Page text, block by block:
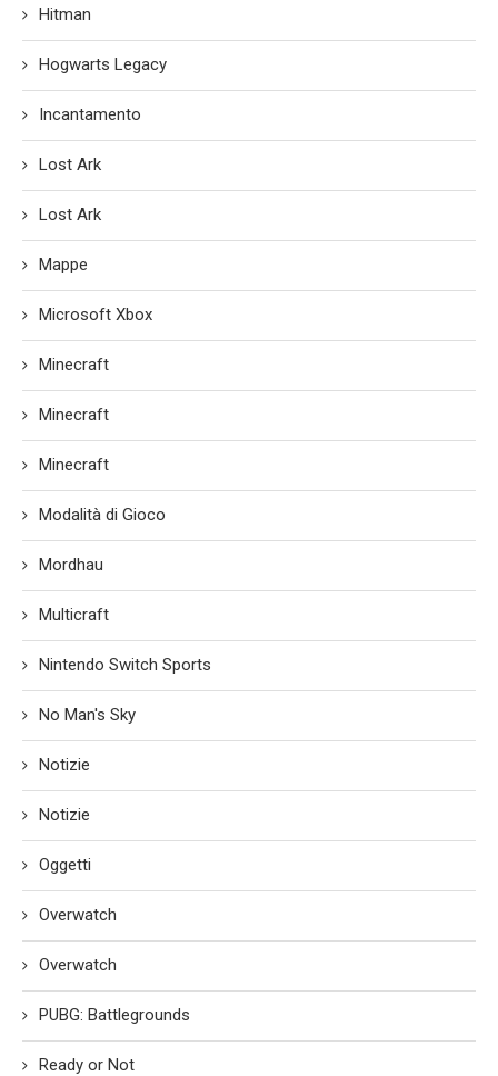
Hitman
Hogwarts Legacy
Incantamento
Lost Ark
Lost Ark
Mappe
Microsoft Xbox
Minecraft
Minecraft
Minecraft
Modalità di Gioco
Mordhau
Multicraft
Nintendo Switch Sports
No Man's Sky
Notizie
Notizie
Oggetti
Overwatch
Overwatch
PUBG: Battlegrounds
Ready or Not